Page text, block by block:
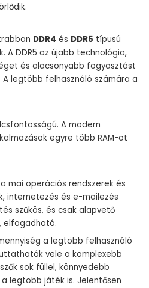
DDR4 és DDR5 típusú
A DDR5 az újabb technológia,
és alacsonyabb fogyasztást
legtöbb felhasználó számára a
A modern
egyre több RAM-ot
a mai operációs rendszerek és
internetezés és e-mailezés
szűkös, és csak alapvető
elfogadható.
a legtöbb felhasználó
vele a komplexebb
sok füllel, könnyedebb
legtöbb játék is. Jelentősen